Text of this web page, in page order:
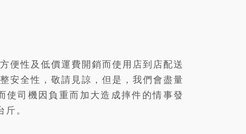
便性及低價運費開銷而使用店到店配送
安全性，敬請見諒，但是，我們會盡量
司機因負重而加大造成摔件的情事發
。